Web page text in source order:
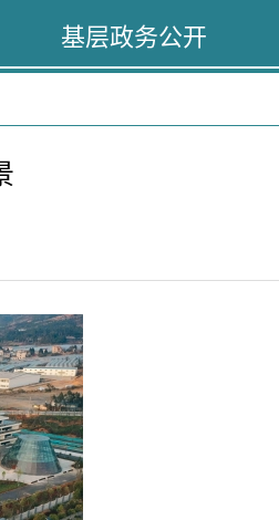
基层政务公开